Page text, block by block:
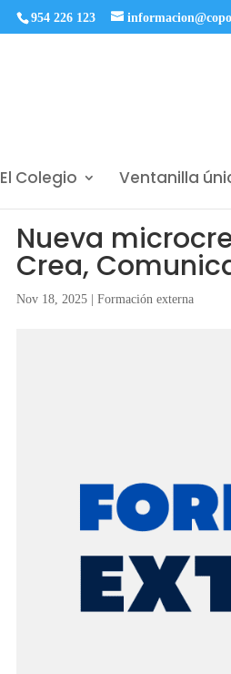
954 226 123
El Colegio Ventanilla
Nueva
Crea,
Nov 18, 2025 |Formación externa